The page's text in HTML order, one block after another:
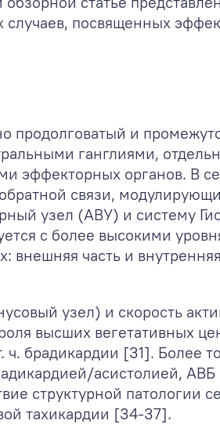
посвященных
продолговатый и
ганглиями,
эффекторных органов. В
связи,
узел (АВУ) и систему
с более высокими
внешняя часть и
узел) и скорость
высших вегетативных
брадикардии [31]. Более
асистолией, АВБ
структурной патологии
тахикардии [34-37].